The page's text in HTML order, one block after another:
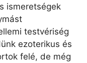
ismeretségek
testvériség
ezoterikus és
felé, de még